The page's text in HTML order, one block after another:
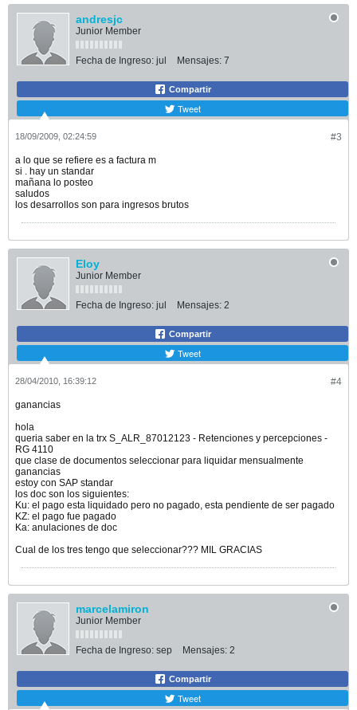
andresjc
Junior Member
Fecha de Ingreso: jul Mensajes: 7
Compartir
Tweet
#3
18/09/2009, 02:24:59
a lo que se refiere es a factura m
si . hay un standar
mañana lo posteo
saludos
los desarrollos son para ingresos brutos
Eloy
Junior Member
Fecha de Ingreso: jul Mensajes: 2
Compartir
Tweet
#4
28/04/2010, 16:39:12
ganancias
hola
queria saber en la trx S_ALR_87012123 - Retenciones y percepciones -
RG 4110
que clase de documentos seleccionar para liquidar mensualmente
ganancias
estoy con SAP standar
los doc son los siguientes:
Ku: el pago esta liquidado pero no pagado, esta pendiente de ser pagado
KZ: el pago fue pagado
Ka: anulaciones de doc
Cual de los tres tengo que seleccionar??? MIL GRACIAS
marcelamiron
Junior Member
Fecha de Ingreso: sep Mensajes: 2
Compartir
Tweet